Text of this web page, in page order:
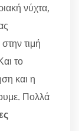
νύχτα,
τιμή
το
και η
Πολλά